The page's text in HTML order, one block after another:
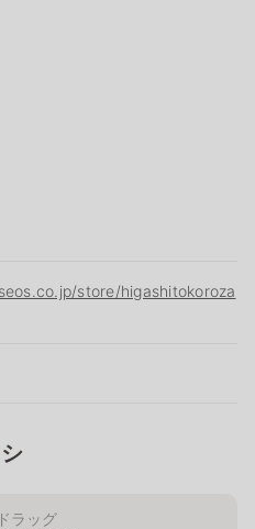
store/higashitokoroza
ラッグ